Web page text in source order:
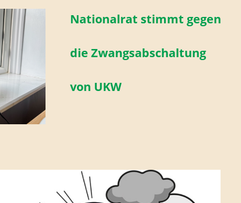
Nationalrat stimmt gegen
die Zwangsabschaltung
von UKW